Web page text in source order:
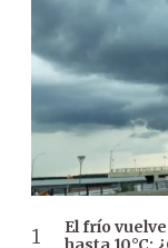
El frío